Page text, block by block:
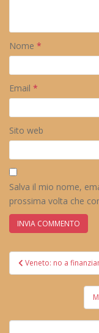
Nome *
Email *
Sito web
Salva il mio nome,
prossima volta che
articoli
Veneto: no a